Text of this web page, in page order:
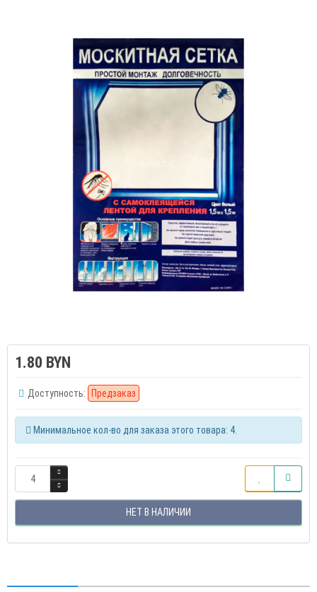
1.80 BYN
Доступность: Предзаказ
Минимальное кол-во для заказа этого товара: 4.
НЕТ В НАЛИЧИИ